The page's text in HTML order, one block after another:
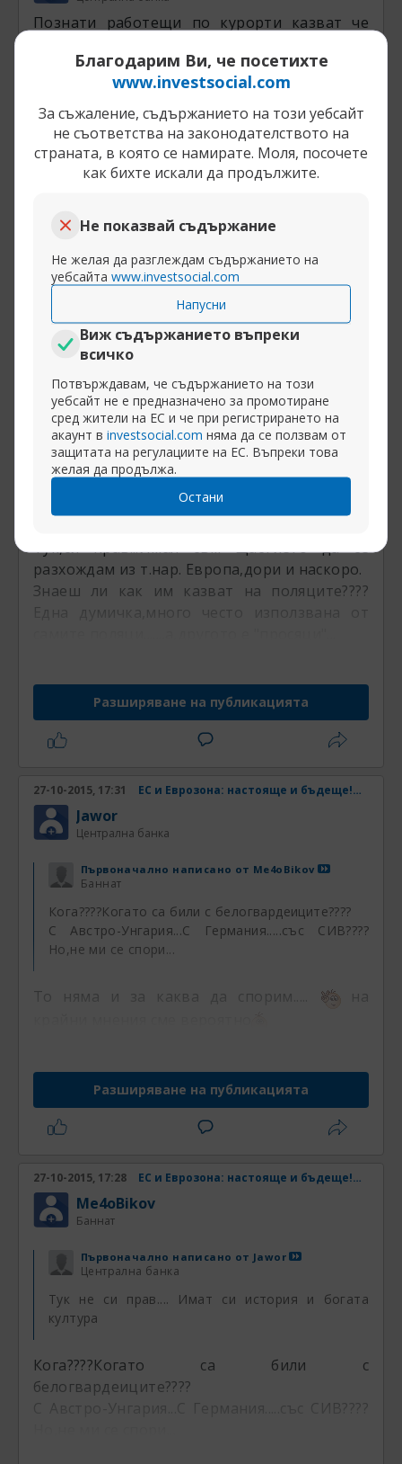
Благодарим Ви, че посетихте
www.investsocial.com
За съжаление, съдържанието на този уебсайт
не съответства на законодателството на
страната, в която се намирате. Моля, посочете
как бихте искали да продължите.
Не показвай съдържание
Не желая да разглеждам съдържанието на
уебсайта www.investsocial.com
Напусни
Виж съдържанието въпреки
всичко
Потвърждавам, че съдържанието на този
уебсайт не е предназначено за промотиране
сред жители на ЕС и че при регистрирането на
акаунт в investsocial.com няма да се ползвам от
защитата на регулациите на ЕС. Въпреки това
желая да продължа.
Остани
Познати работещи по курорти казват че
туристи като цяло
Разширяване на публикацията
27-10-2015, 17:36
Баннат
InstaSpot:
withdraw your trading profits to any
e-payment system or bank, and earn up to 7% on
the exchange of e-payment systems and
Първоначално написано отJawor
Централна банка
То няма и за каква да спорим.....
на крайни
мнения сме вероятно
Тук,си прав...Имал съм щастието да се
разхождам из т.нар. Европа,дори и наскоро.
Знаеш ли как им казват на поляците????
Една думичка,много често използвана от
Разширяване на публикацията
27-10-2015, 17:31 ЕС и Еврозона: настояще и бъдеще! Част 33
Jawor
Централна банка
Първоначално написано от Me4oBikov
Баннат
Кога????Когато са били с белогвардеиците????
С Австро-Унгария...С Германия.....със СИВ????
Но,не ми се спори...
То няма и за каква да спорим.....
на
Разширяване на публикацията
27-10-2015, 17:28 ЕС и Еврозона: настояще и бъдеще! Част 33
Me4oBikov
Баннат
Първоначално написано от Jawor
Централна банка
Тук не си прав.... Имат си история и богата
култура
Кога????Когато са били с
белогвардеиците????
С Австро-Унгария...С Германия.....със СИВ????